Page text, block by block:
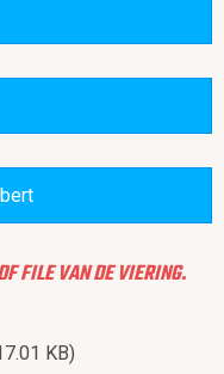
FILE VAN DE VIERING.
KB)